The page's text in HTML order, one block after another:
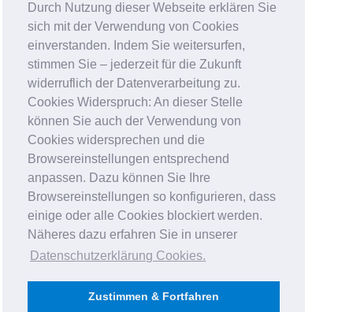
Durch Nutzung dieser Webseite erklären Sie
sich mit der Verwendung von Cookies
einverstanden. Indem Sie weitersurfen,
stimmen Sie – jederzeit für die Zukunft
widerruflich der Datenverarbeitung zu.
Cookies Widerspruch: An dieser Stelle
können Sie auch der Verwendung von
Cookies widersprechen und die
Browsereinstellungen entsprechend
anpassen. Dazu können Sie Ihre
Browsereinstellungen so konfigurieren, dass
einige oder alle Cookies blockiert werden.
Näheres dazu erfahren Sie in unserer
Datenschutzerklärung Cookies.
Zustimmen & Fortfahren